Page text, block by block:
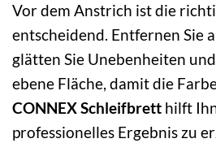
Vor dem Anstrich ist die
entscheidend. Entfernen Sie
glätten Sie Unebenheiten
ebene Fläche, damit die
CONNEX Schleifbrett hilft
professionelles Ergebnis zu